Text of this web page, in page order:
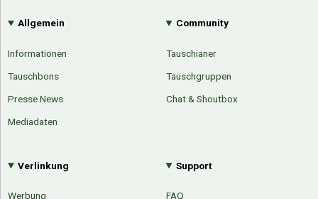
Allgemein
Informationen
Tauschbons
Presse News
Mediadaten
Community
Tauschianer
Tauschgruppen
Chat & Shoutbox
Verlinkung
Werbung
Support
FAQ